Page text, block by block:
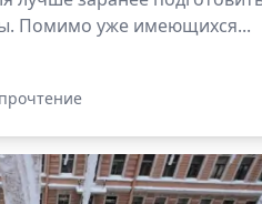
Помимо уже имеющихся...